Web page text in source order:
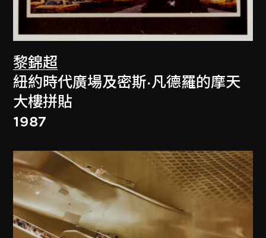
黎錦超
紐約時代廣場及密斯·凡德羅的摩天
大樓拼貼
1987